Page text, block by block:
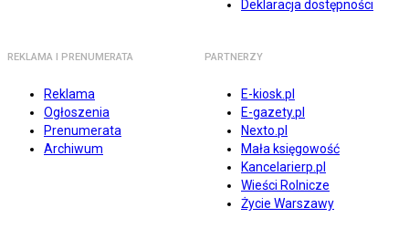
Deklaracja dostępności
REKLAMA I PRENUMERATA
Reklama
Ogłoszenia
Prenumerata
Archiwum
PARTNERZY
E-kiosk.pl
E-gazety.pl
Nexto.pl
Mała księgowość
Kancelarierp.pl
Wieści Rolnicze
Życie Warszawy